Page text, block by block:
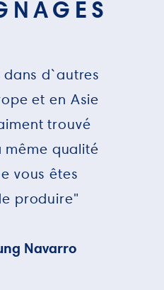
d`autres
et en Asie
trouvé
même qualité
vous êtes
produire"
Navarro